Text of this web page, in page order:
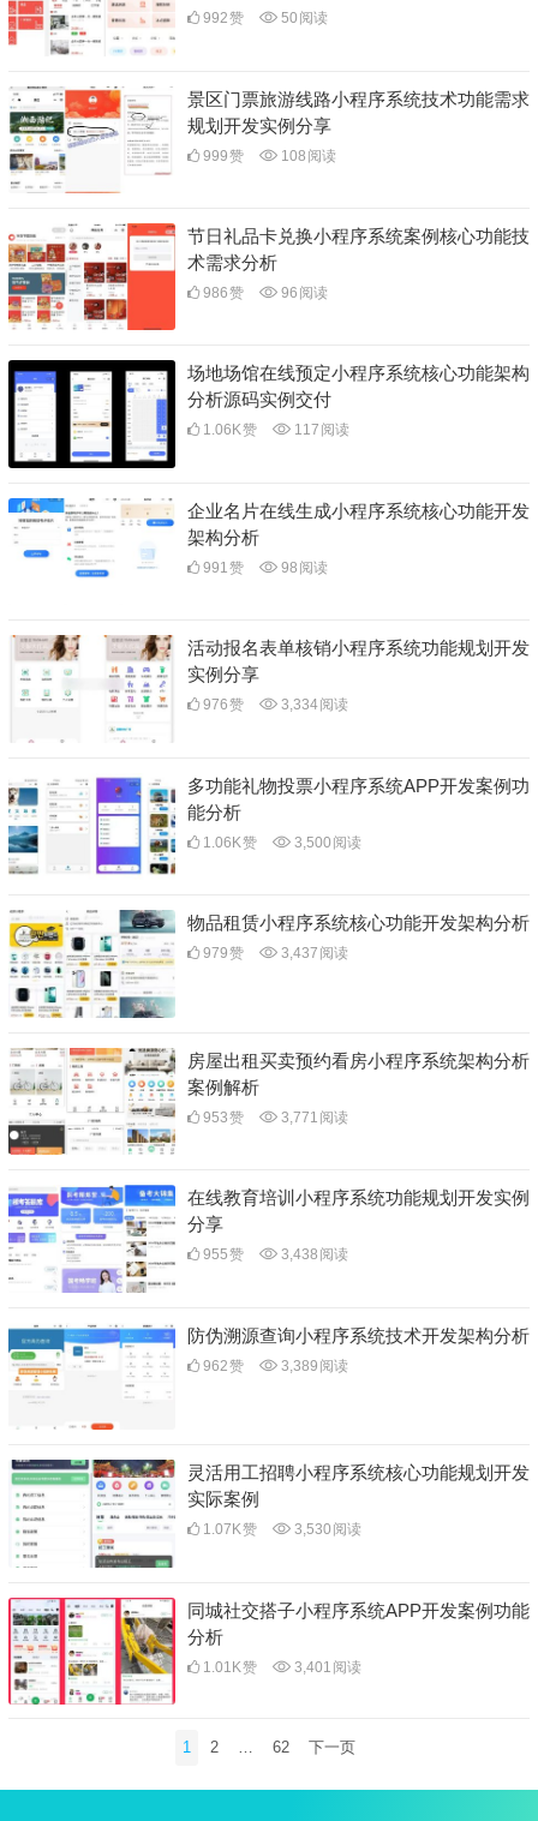
992赞 50 阅读
景区门票旅游线路小程序系统技术功能需求
规划开发实例分享
999赞 108 阅读
节日礼品卡兑换小程序系统案例核心功能技
术需求分析
986赞 96 阅读
场地场馆在线预定小程序系统核心功能架构
分析源码实例交付
1.06K赞 117 阅读
企业名片在线生成小程序系统核心功能开发
架构分析
991赞 98 阅读
活动报名表单核销小程序系统功能规划开发
实例分享
976赞 3,334阅读
多功能礼物投票小程序系统APP开发案例功
能分析
1.06K赞 3,500 阅读
物品租赁小程序系统核心功能开发架构分析
979赞 3,437 阅读
房屋出租买卖预约看房小程序系统架构分析
案例解析
953赞 3,771 阅读
在线教育培训小程序系统功能规划开发实例
分享
955赞 3,438 阅读
防伪溯源查询小程序系统技术开发架构分析
962赞 3,389 阅读
灵活用工招聘小程序系统核心功能规划开发
实际案例
1.07K赞 3,530 阅读
同城社交搭子小程序系统APP开发案例功能
分析
1.01K赞 3,401 阅读
分
1 2 62 下一页